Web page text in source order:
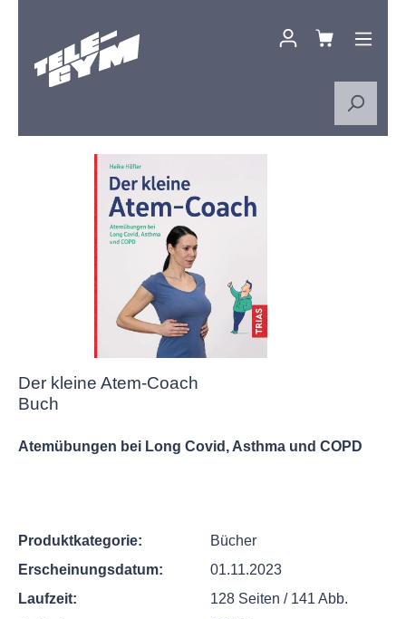
Bildergalerie überspringen
Der kleine Atem-Coach
Buch
Atemübungen bei Long Covid, Asthma und COPD
Produktkategorie:
Bücher
Erscheinungsdatum:
01.11.2023
Laufzeit:
128 Seiten / 141 Abb.